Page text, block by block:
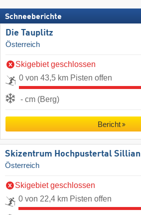
Schneeberichte
Die Tauplitz
Österreich
Skigebiet geschlossen
0 von 43,5 km Pisten offen
- cm (Berg)
Bericht
Skizentrum Hochpustertal Sillian
Österreich
Skigebiet geschlossen
0 von 22,4 km Pisten offen